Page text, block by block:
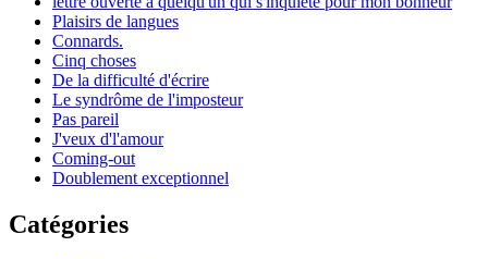
Plaisirs de langues
Connards.
Cinq choses
De la difficulté d'écrire
Le syndrôme de l'imposteur
Pas pareil
J'veux d'l'amour
Coming-out
Doublement exceptionnel
Catégories